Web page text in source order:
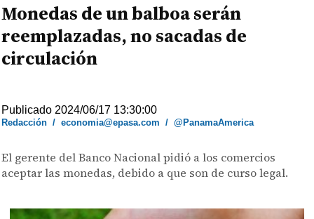
Monedas de un balboa serán
reemplazadas, no sacadas de
circulación
Publicado 2024/06/17 13:30:00
Redacción /economia@epasa.com /@PanamaAmerica
El gerente del Banco Nacional pidió a los comercios
aceptar las monedas, debido a que son de curso legal.